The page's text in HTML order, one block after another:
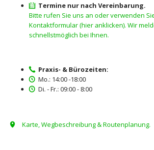
Termine nur nach Vereinbarung.
Bitte rufen Sie uns an oder verwenden
Kontaktformular (hier anklicken). Wir
schnellstmöglich bei Ihnen.
Praxis- & Bürozeiten:
Mo.: 14:00 -18:00
Di. - Fr.: 09:00 - 8:00
Karte, Wegbeschreibung & Routenplanung.